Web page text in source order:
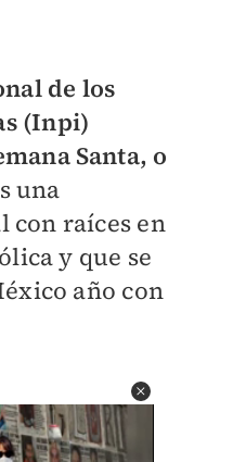
de los
(Inpi)
Santa, o
una
con raíces en
y que se
año con